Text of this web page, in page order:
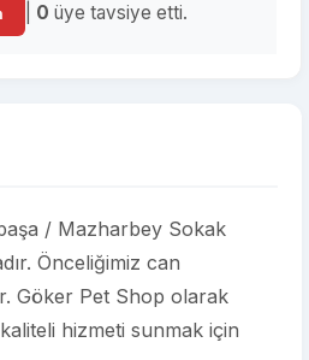
0 üye tavsiye etti.
/ Mazharbey Sokak
Önceliğimiz can
Göker Pet Shop olarak
hizmeti sunmak için